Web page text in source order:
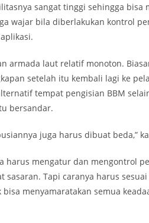
sangat tinggi sehingga bisa
wajar bila diberlakukan kontrol
armada laut relatif monoton.
setelah itu kembali lagi ke
tempat pengisian BBM
bersandar.
juga harus dibuat beda,”
harus mengatur dan mengontrol
sasaran. Tapi caranya harus
menyamaratakan semua